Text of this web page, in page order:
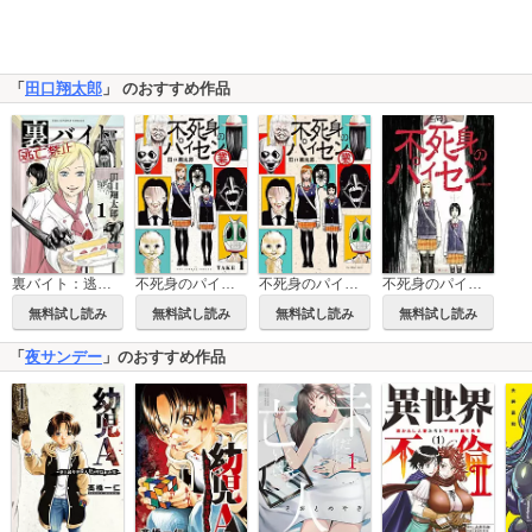
「 田口翔太郎 」 のおすすめ作品
裏バイト：逃亡禁止
無料試し読み
不死身のパイセン 業【単話】
無料試し読み
不死身のパイセン 業
無料試し読み
不死身のパイセン
無料試し読み
「 夜サンデー 」のおすすめ作品